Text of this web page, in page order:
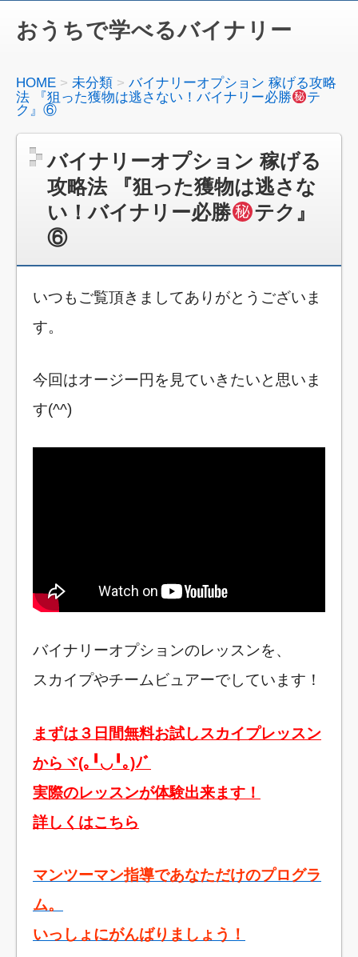
おうちで学べるバイナリー
HOME 未分類
バイナリーオプション 稼げる攻略
法 『狙った獲物は逃さない！バイナリー必勝
テ
ク』⑥
バイナリーオプション 稼げる
攻略法 『狙った獲物は逃さな
い！バイナリー必勝
テク』
⑥
いつもご覧頂きましてありがとうございま
す。
今回はオージー円を見ていきたいと思いま
す(^^)
バイナリーオプションのレッスンを、
スカイプやチームビュアーでしています！
まずは３日間無料お試しスカイプレッスン
からヾ(｡╹◡╹｡)ﾉﾞ
実際のレッスンが体験出来ます！
詳しくはこちら
マンツーマン指導であなただけのプログラ
ム。
いっしょにがんばりましょう！